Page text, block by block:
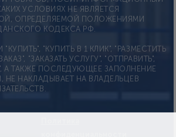
УСЛОВИЯХ НЕ ЯВЛЯЕТСЯ
ОПРЕДЕЛЯЕМОЙ ПОЛОЖЕНИЯМИ
КОДЕКСА РФ.
"КУПИТЬ В 1 КЛИК", "РАЗМЕСТИТЬ
"ЗАКАЗАТЬ УСЛУГУ", "ОТПРАВИТЬ",
А ТАКЖЕ ПОСЛЕДУЮЩЕЕ ЗАПОЛНЕНИЕ
НЕ НАКЛАДЫВАЕТ НА ВЛАДЕЛЬЦЕВ